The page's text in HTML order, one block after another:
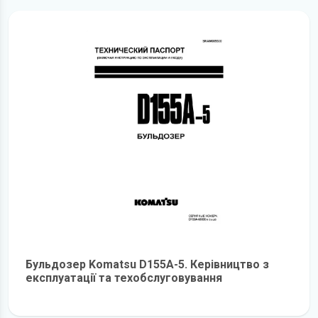
Бульдозер Komatsu D155A-5. Керівництво з
експлуатації та техобслуговування